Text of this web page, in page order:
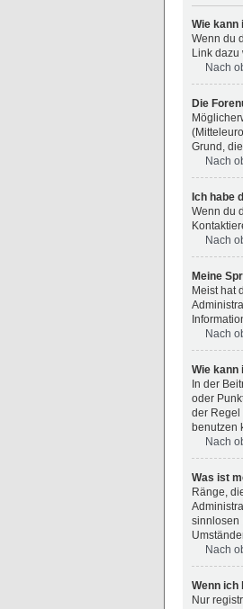
Wie kann
Wenn du
Link
Nach
Die
Grund,
Nach
Ich habe
Wenn du
Nach
Meine
Meist hat
Nach
Wie kann
In der
oder
der Regel
benutzen
Nach
Was ist
Ränge,
sinnlosen
Nach
Wenn ich
Nur